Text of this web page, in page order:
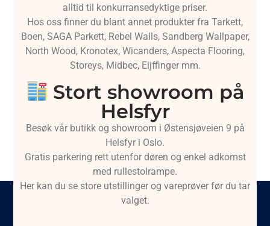
alltid til konkurransedyktige priser.
Hos oss finner du blant annet produkter fra Tarkett,
Boen, SAGA Parkett, Rebel Walls, Sandberg Wallpaper,
North Wood, Kronotex, Wicanders, Aspecta Flooring,
Storeys, Midbec, Eijffinger mm.
Stort showroom på
Helsfyr
Besøk vår butikk og showroom i Østensjøveien 9 på
Helsfyr i Oslo.
Gratis parkering rett utenfor døren og enkel adkomst
med rullestolrampe.
Her kan du se store utstillinger og vareprøver før du tar
valget.